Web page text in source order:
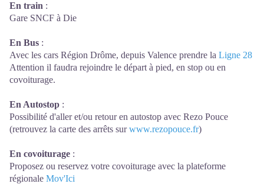
En train :
Gare SNCF à Die
En Bus :
Avec les cars Région Drôme, depuis Valence prendre la Ligne 28
Attention il faudra rejoindre le départ à pied, en stop ou en
covoiturage.
En Autostop :
Possibilité d'aller et/ou retour en autostop avec Rezo Pouce
(retrouvez la carte des arrêts surwww.rezopouce.fr)
En covoiturage :
Proposez ou reservez votre covoiturage avec la plateforme
régionale Mov'Ici